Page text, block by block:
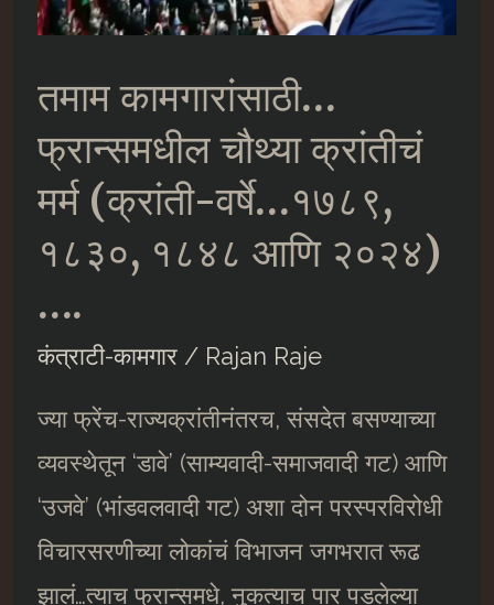
तमाम कामगारांसाठी…
फ्रान्समधील चौथ्या क्रांतीचं
मर्म (क्रांती-वर्षे…१७८९,
१८३०, १८४८ आणि २०२४)
….
कंत्राटी-कामगार/ Rajan Raje
ज्या फ्रेंच-राज्यक्रांतीनंतरच, संसदेत बसण्याच्या
व्यवस्थेतून ‘डावे’ (साम्यवादी-समाजवादी गट) आणि
‘उजवे’ (भांडवलवादी गट) अशा दोन परस्परविरोधी
विचारसरणीच्या लोकांचं विभाजन जगभरात रूढ
झालं…त्याच फ्रान्समधे, नुकत्याच पार पडलेल्या